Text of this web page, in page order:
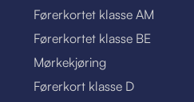
Førerkortet klasse AM
Førerkortet klasse BE
Mørkekjøring
Førerkort klasse D